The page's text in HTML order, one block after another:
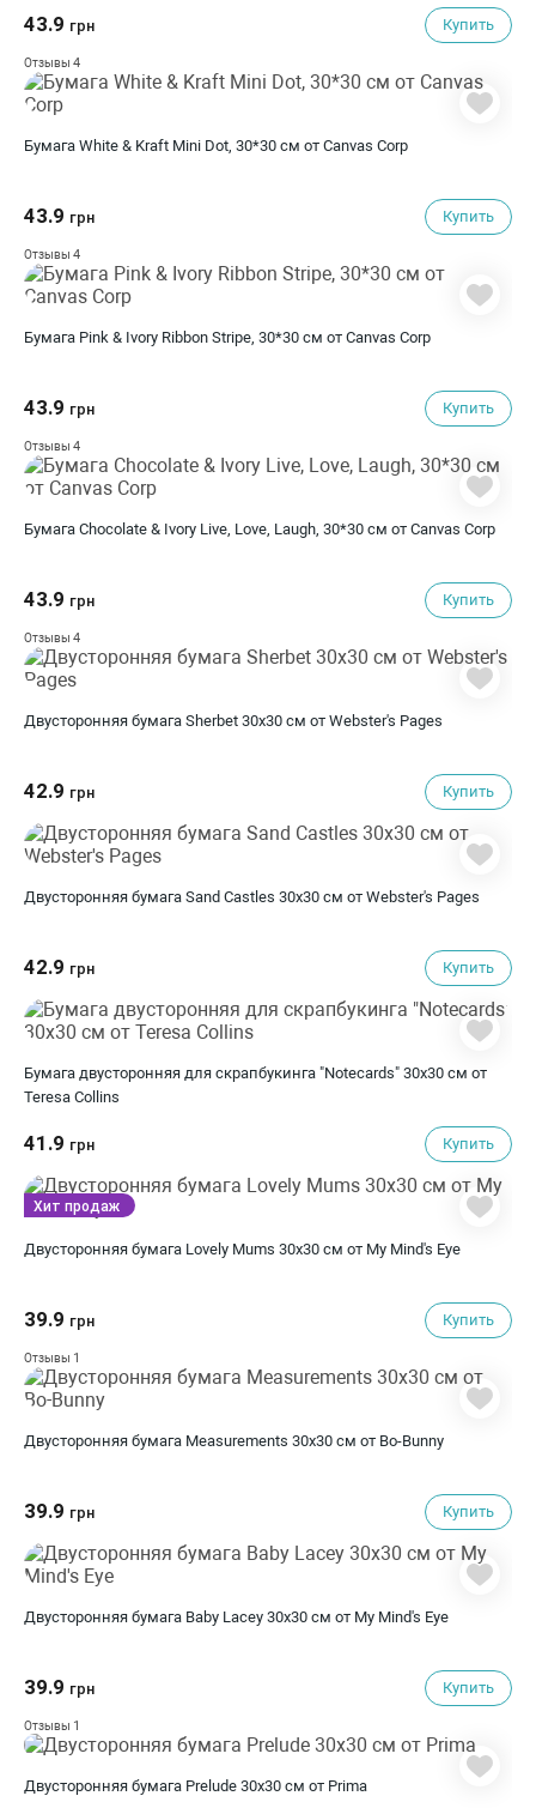
43.9 грн Купить
Отзывы 4
Бумага White & Kraft Mini Dot, 30*30 см от Canvas Corp
43.9 грн Купить
Отзывы 4
Бумага Pink & Ivory Ribbon Stripe, 30*30 см от Canvas Corp
43.9 грн Купить
Отзывы 4
Бумага Chocolate & Ivory Live, Love, Laugh, 30*30 см от Canvas Corp
43.9 грн Купить
Отзывы 4
Двусторонняя бумага Sherbet 30х30 см от Webster's Pages
42.9 грн Купить
Двусторонняя бумага Sand Castles 30х30 см от Webster's Pages
42.9 грн Купить
Бумага двусторонняя для скрапбукинга "Notecards" 30х30 см от
Teresa Collins
41.9 грн Купить
Двусторонняя бумага Lovely Mums 30х30 см от My Mind's Eye
39.9 грн Купить
Отзывы 1
Хит продаж
Двусторонняя бумага Measurements 30х30 см от Bo-Bunny
39.9 грн Купить
Двусторонняя бумага Baby Lacey 30х30 см от My Mind's Eye
39.9 грн Купить
Отзывы 1
Двусторонняя бумага Prelude 30x30 см от Prima